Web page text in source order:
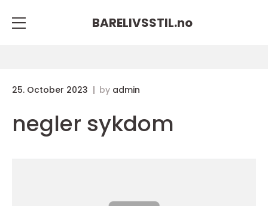
BARELIVSSTIL.no
25. October 2023 by admin
negler sykdom